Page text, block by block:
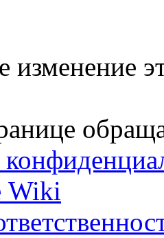
изменение
Wiki